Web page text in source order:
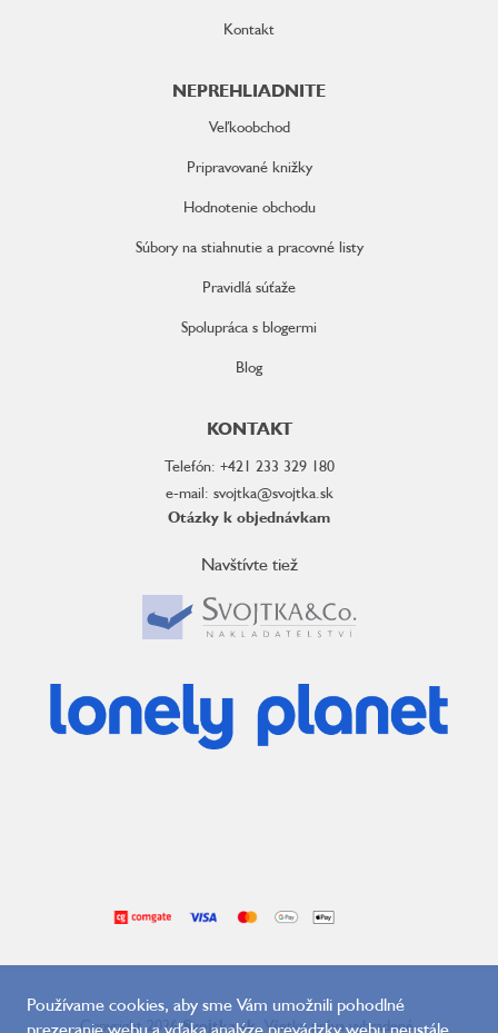
Používame cookies, aby sme Vám umožnili pohodlné
prezeranie webu a vďaka analýze prevádzky webu neustále
Kontakt
NEPREHLIADNITE
Veľkoobchod
Pripravované knižky
Hodnotenie obchodu
Súbory na stiahnutie a pracovné listy
Pravidlá súťaže
Spolupráca s blogermi
Blog
KONTAKT
Telefón: +421 233 329 180
e-mail: svojtka@svojtka.sk
Otázky k objednávkam
Navštívte tiež
Copyright 2026Svojtka.sk. Všetky práva vyhradené.